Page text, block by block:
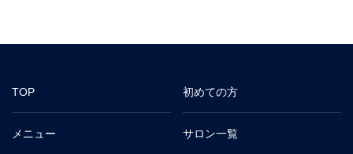
TOP 初めての方
メニュー サロン一覧